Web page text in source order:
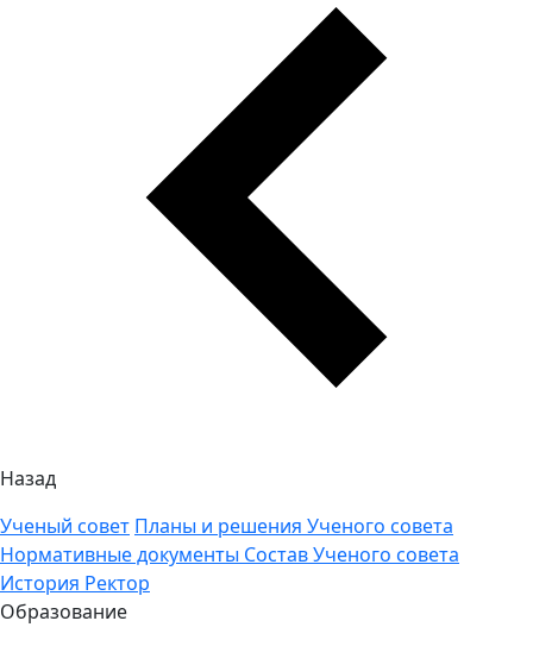
Назад
Ученый совет Планы и решения Ученого совета
Нормативные документы Состав Ученого совета
История Ректор
Образование